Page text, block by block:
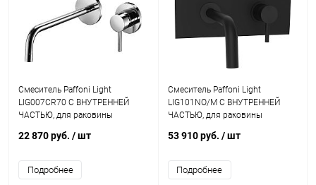
Смеситель Paffoni Light
LIG007CR70 С ВНУТРЕННЕЙ
ЧАСТЬЮ, для раковины
22 870 руб. / шт
Подробнее
Смеситель Paffoni Light
LIG101NO/M С ВНУТРЕННЕЙ
ЧАСТЬЮ, для раковины
53 910 руб. / шт
Подробнее